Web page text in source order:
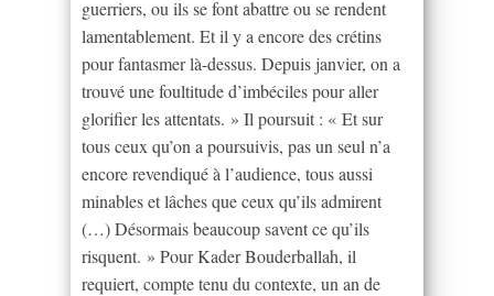
guerriers, ou ils se font abattre ou se rendent
lamentablement. Et il y a encore des crétins
pour fantasmer là-dessus. Depuis janvier, on a
trouvé une foultitude d’imbéciles pour aller
glorifier les attentats. » Il poursuit : « Et sur
tous ceux qu’on a poursuivis, pas un seul n’a
encore revendiqué à l’audience, tous aussi
minables et lâches que ceux qu’ils admirent
(…) Désormais beaucoup savent ce qu’ils
risquent. » Pour Kader Bouderballah, il
requiert, compte tenu du contexte, un an de